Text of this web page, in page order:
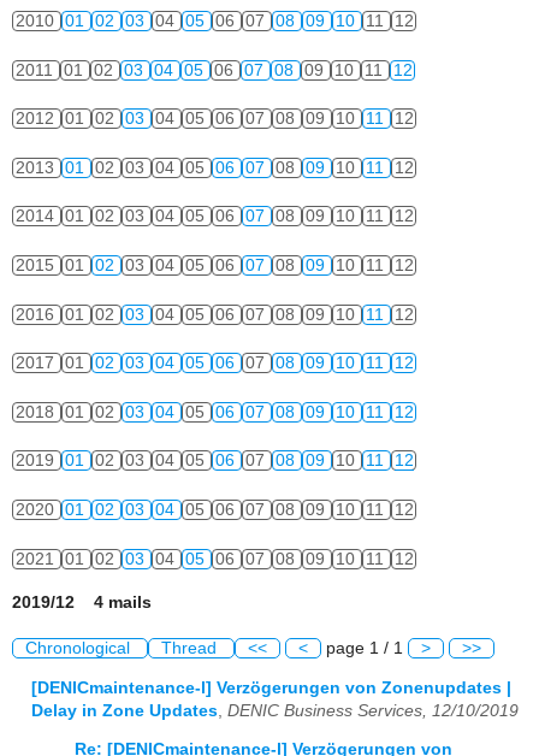
2010 01 02 03 04 05 06 07 08 09 10 11 12
2011 01 02 03 04 05 06 07 08 09 10 11 12
2012 01 02 03 04 05 06 07 08 09 10 11 12
2013 01 02 03 04 05 06 07 08 09 10 11 12
2014 01 02 03 04 05 06 07 08 09 10 11 12
2015 01 02 03 04 05 06 07 08 09 10 11 12
2016 01 02 03 04 05 06 07 08 09 10 11 12
2017 01 02 03 04 05 06 07 08 09 10 11 12
2018 01 02 03 04 05 06 07 08 09 10 11 12
2019 01 02 03 04 05 06 07 08 09 10 11 12
2020 01 02 03 04 05 06 07 08 09 10 11 12
2021 01 02 03 04 05 06 07 08 09 10 11 12
2019/12 4 mails
Chronological Thread << < page 1 / 1 > >>
[DENICmaintenance-l] Verzögerungen von Zonenupdates |
Delay in Zone Updates DENIC Business Services, 12/10/2019
Re: [DENICmaintenance-l] Verzögerungen von